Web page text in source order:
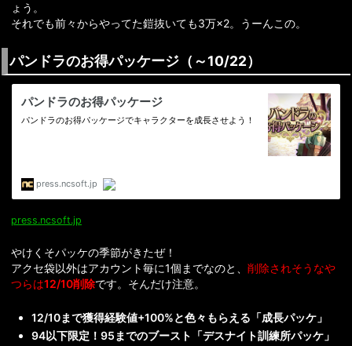
ょう。
それでも前々からやってた鎧抜いても3万×2。うーんこの。
パンドラのお得パッケージ（～10/22）
press.ncsoft.jp
やけくそパッケの季節がきたぜ！
アクセ袋以外はアカウント毎に1個までなのと、 削除されそうなや
つらは12/10削除です。そんだけ注意。
12/10まで獲得経験値+100%と色々もらえる「成長パッケ」
94以下限定！95までのブースト「デスナイト訓練所パッケ」